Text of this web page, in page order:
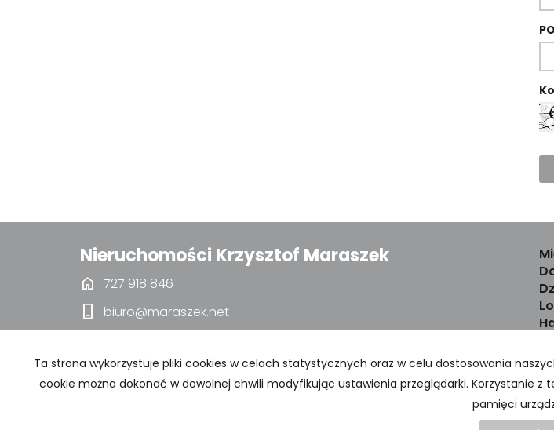
Nieruchomości Krzysztof Maraszek
home 727 918 846
phone_iphone biuro@maraszek.net
Polityka
Ta strona wykorzystuje pliki cookies w celach statystycznych oraz w celu dostosowania
cookie można dokonać w dowolnej chwili modyfikując ustawienia przeglądarki. Korzystanie
pamięci